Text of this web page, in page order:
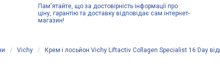
Пам'ятайте, що за достовірність інформації про
ціну, гарантію та доставку відповідає сам інтернет-
магазин!
/ Vichy / Крем і лосьйон Vichy Liftactiv Collagen Specialist 16 Day